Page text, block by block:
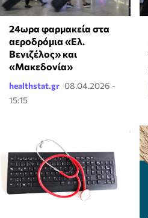
24ωρα φαρμακεία στα
αεροδρόμια «Ελ.
Βενιζέλος» και
«Μακεδονία»
healthstat.gr 08.04.2026 -
15:15